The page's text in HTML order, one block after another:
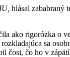
hlásal zababraný
ako rigorózka o
sa
čosi, čo ho v